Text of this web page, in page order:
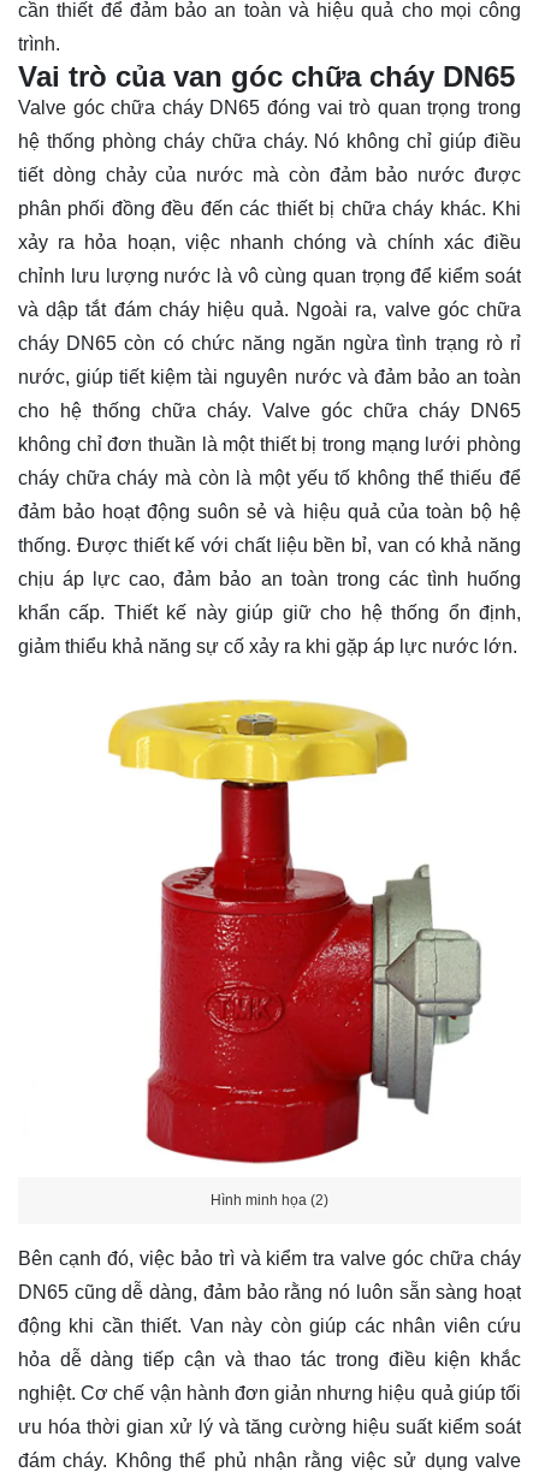
cần thiết để đảm bảo an toàn và hiệu quả cho mọi công
trình.
Vai trò của van góc chữa cháy DN65
Valve góc chữa cháy DN65 đóng vai trò quan trọng trong
hệ thống phòng cháy chữa cháy. Nó không chỉ giúp điều
tiết dòng chảy của nước mà còn đảm bảo nước được
phân phối đồng đều đến các thiết bị chữa cháy khác. Khi
xảy ra hỏa hoạn, việc nhanh chóng và chính xác điều
chỉnh lưu lượng nước là vô cùng quan trọng để kiểm soát
và dập tắt đám cháy hiệu quả. Ngoài ra, valve góc chữa
cháy DN65 còn có chức năng ngăn ngừa tình trạng rò rỉ
nước, giúp tiết kiệm tài nguyên nước và đảm bảo an toàn
cho hệ thống chữa cháy. Valve góc chữa cháy DN65
không chỉ đơn thuần là một thiết bị trong mạng lưới phòng
cháy chữa cháy mà còn là một yếu tố không thể thiếu để
đảm bảo hoạt động suôn sẻ và hiệu quả của toàn bộ hệ
thống. Được thiết kế với chất liệu bền bỉ, van có khả năng
chịu áp lực cao, đảm bảo an toàn trong các tình huống
khẩn cấp. Thiết kế này giúp giữ cho hệ thống ổn định,
giảm thiểu khả năng sự cố xảy ra khi gặp áp lực nước lớn.
Hình minh họa (2)
Bên cạnh đó, việc bảo trì và kiểm tra valve góc chữa cháy
DN65 cũng dễ dàng, đảm bảo rằng nó luôn sẵn sàng hoạt
động khi cần thiết. Van này còn giúp các nhân viên cứu
hỏa dễ dàng tiếp cận và thao tác trong điều kiện khắc
nghiệt. Cơ chế vận hành đơn giản nhưng hiệu quả giúp tối
ưu hóa thời gian xử lý và tăng cường hiệu suất kiểm soát
đám cháy. Không thể phủ nhận rằng việc sử dụng valve